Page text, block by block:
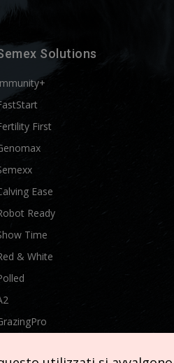
Solutions
First
Ease
Ready
Time
& White